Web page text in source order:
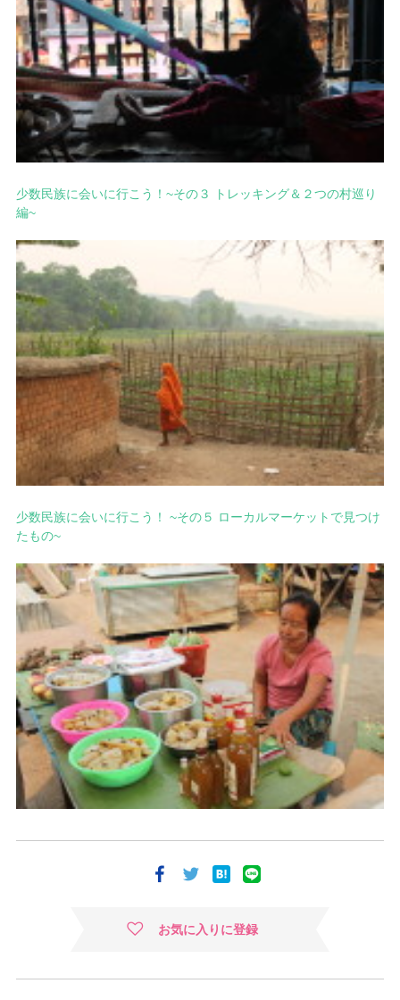
少数民族に会いに行こう！~その３ トレッキング＆２つの村巡り
編~
少数民族に会いに行こう！ ~その５ ローカルマーケットで見つけ
たもの~
お気に入りに登録